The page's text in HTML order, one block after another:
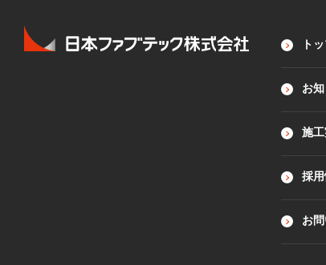
ト
お
施
採
お